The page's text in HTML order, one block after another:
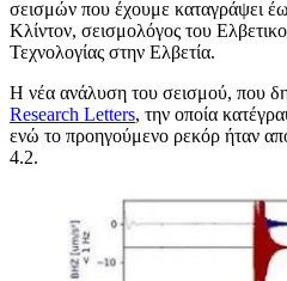
σεισμών που έχουμε καταγράψει
Κλίντον, σεισμολόγος του
Τεχνολογίας στην Ελβετία.
Η νέα ανάλυση του σεισμού, που
Research Letters, την οποία
ενώ το προηγούμενο ρεκόρ ήταν
4.2.